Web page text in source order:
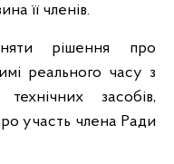
її членів.
рішення про
реального часу з
засобів,
участь члена Ради